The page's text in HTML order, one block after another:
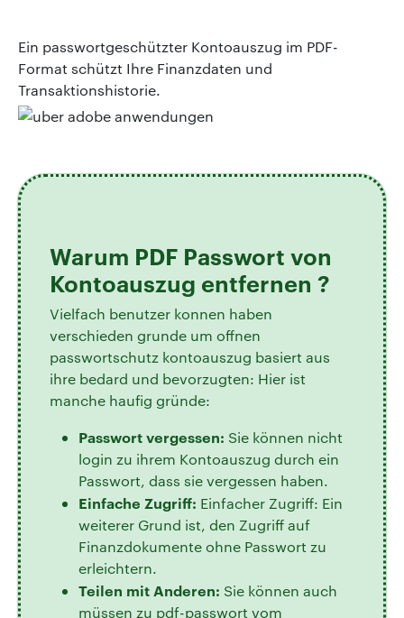
Ein passwortgeschützter Kontoauszug im PDF-
Format schützt Ihre Finanzdaten und
Transaktionshistorie.
Warum PDF Passwort von
Kontoauszug entfernen ?
Vielfach benutzer konnen haben
verschieden grunde um offnen
passwortschutz kontoauszug basiert aus
ihre bedard und bevorzugten: Hier ist
manche haufig gründe:
Passwort vergessen: Sie können nicht
login zu ihrem Kontoauszug durch ein
Passwort, dass sie vergessen haben.
Einfache Zugriff: Einfacher Zugriff: Ein
weiterer Grund ist, den Zugriff auf
Finanzdokumente ohne Passwort zu
erleichtern.
Teilen mit Anderen: Sie können auch
müssen zu pdf-passwort vom